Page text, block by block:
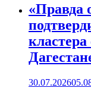
«Правда
30.07.2026